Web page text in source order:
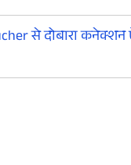
से दोबारा